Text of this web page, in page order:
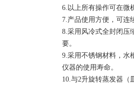
6.以上所有操作可在微
7.产品使用方便，可连
8.采用风冷式全封闭压
要。
9.采用不锈钢材料，水
仪器的使用寿命。
10.与2升旋转蒸发器